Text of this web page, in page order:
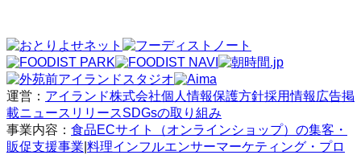
運営： アイランド株式会社個人情報保護方針採用情報広告掲
載ニュースリリースSDGsの取り組み
事業内容： 食品ECサイト（オンラインショップ）の集客・
販促支援事業 料理インフルエンサーマーケティング・プロ